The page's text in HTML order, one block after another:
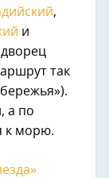
,
и
так
а по
к морю.